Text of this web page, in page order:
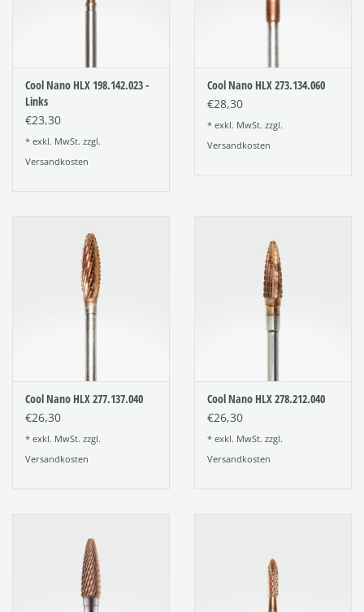
Cool Nano HLX 198.142.023 -
Links
€23,30
* exkl. MwSt. zzgl.
Versandkosten
Cool Nano HLX 273.134.060
€28,30
* exkl. MwSt. zzgl.
Versandkosten
Cool Nano HLX 277.137.040
€26,30
* exkl. MwSt. zzgl.
Versandkosten
Cool Nano HLX 278.212.040
€26,30
* exkl. MwSt. zzgl.
Versandkosten